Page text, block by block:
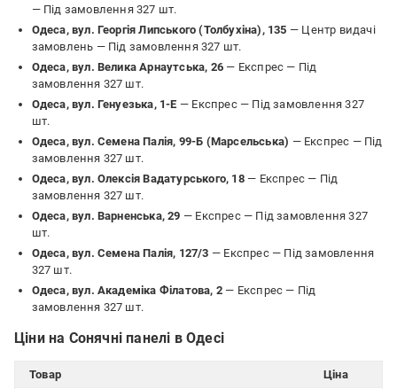
— Під замовлення 327 шт.
Одеса, вул. Георгія Липського (Толбухіна), 135 — Центр видачі
замовлень — Під замовлення 327 шт.
Одеса, вул. Велика Арнаутська, 26 — Експрес — Під
замовлення 327 шт.
Одеса, вул. Генуезька, 1-Е — Експрес — Під замовлення 327
шт.
Одеса, вул. Семена Палія, 99-Б (Марсельська) — Експрес — Під
замовлення 327 шт.
Одеса, вул. Олексія Вадатурського, 18— Експрес — Під
замовлення 327 шт.
Одеса, вул. Варненська, 29 — Експрес — Під замовлення 327
шт.
Одеса, вул. Семена Палія, 127/3 — Експрес — Під замовлення
327 шт.
Одеса, вул. Академіка Філатова, 2 — Експрес — Під
замовлення 327 шт.
Ціни на Сонячні панелі в Одесі
Товар
Ціна